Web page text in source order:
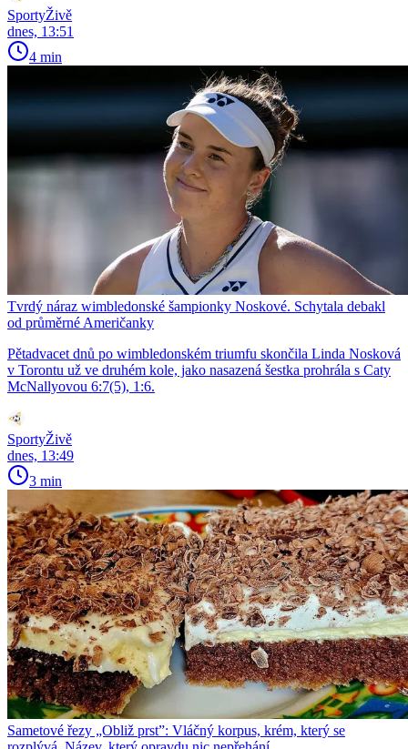
SportyŽivě
dnes, 13:51
4 min
Tvrdý náraz wimbledonské šampionky Noskové. Schytala debakl
od průměrné Američanky
Pětadvacet dnů po wimbledonském triumfu skončila Linda Nosková
v Torontu už ve druhém kole, jako nasazená šestka prohrála s Caty
McNallyovou 6:7(5), 1:6.
SportyŽivě
dnes, 13:49
3 min
Sametové řezy „Obliž prst”: Vláčný korpus, krém, který se